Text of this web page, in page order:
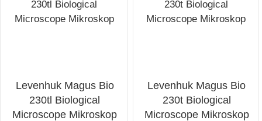
Levenhuk Magus Bio
230tl Biological
Microscope Mikroskop
Levenhuk Magus Bio
230t Biological
Microscope Mikroskop